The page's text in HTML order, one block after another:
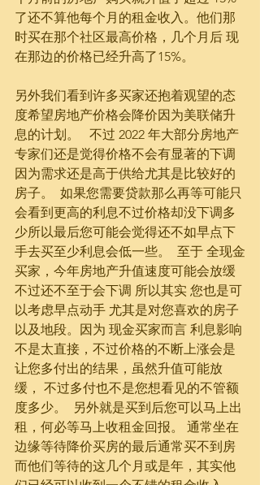
了还不算他每个月的租金收入。他们那
时买在那个社区最高价格，几个月后 现
在那边的价格已经升高了15%。
另外我们看到许多买家还抱着观望的态
度希望房地产价格会降价因为美联储升
息的计划。   不过 2022 年大部分房地产
专家们还是觉得价格不会有显著的下调
因为需求还是高于供给尤其是比较好的
房子。  如果您需要贷款那么再等可能只
会看到更高的利息不过价格却没下调多
少所以最后您可能会觉得还不如早点下
手去买至少利息会低一些。  至于 全现金
买家，今年房地产升值速度可能会放缓
不过还不至于会下调 所以其实 您也是可
以考虑早点动手 尤其是对您喜欢的房子
以及地段。因为 现金买家而言 利息影响
不是太直接，不过价格的不断上涨会是
让您多付出的结果，虽然升值可能放
缓， 不过多付也不是您想看见的不管额
度多少。  另外就是买到后您可以马上出
租，何必等马上收租金回报。 通常坐在
边缘等待降价买房的最后通常买不到房
而他们等待的这几个月或是年，其实他